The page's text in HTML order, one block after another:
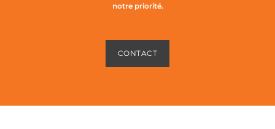
notre priorité.
CONTACT